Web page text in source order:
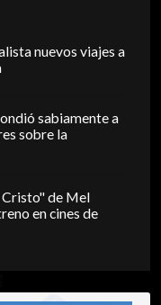
nuevos viajes a
sabiamente a
sobre la
Cristo" de Mel
en cines de